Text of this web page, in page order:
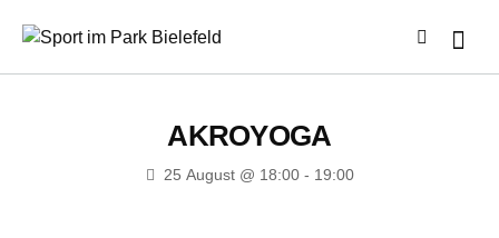
AKROYOGA
25 August @ 18:00- 19:00